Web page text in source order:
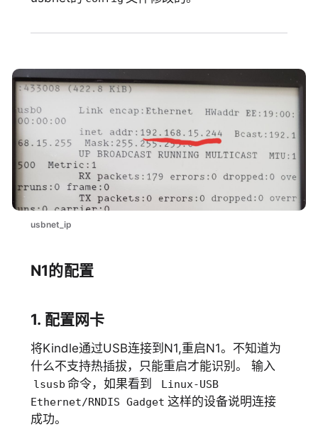
usbnet_ip
N1的配置
1. 配置网卡
将Kindle通过USB连接到N1,重启N1。不知道为
什么不支持热插拔，只能重启才能识别。 输入
lsusb 命令，如果看到
Linux-USB
Ethernet/RNDIS Gadget 这样的设备说明连接
成功。